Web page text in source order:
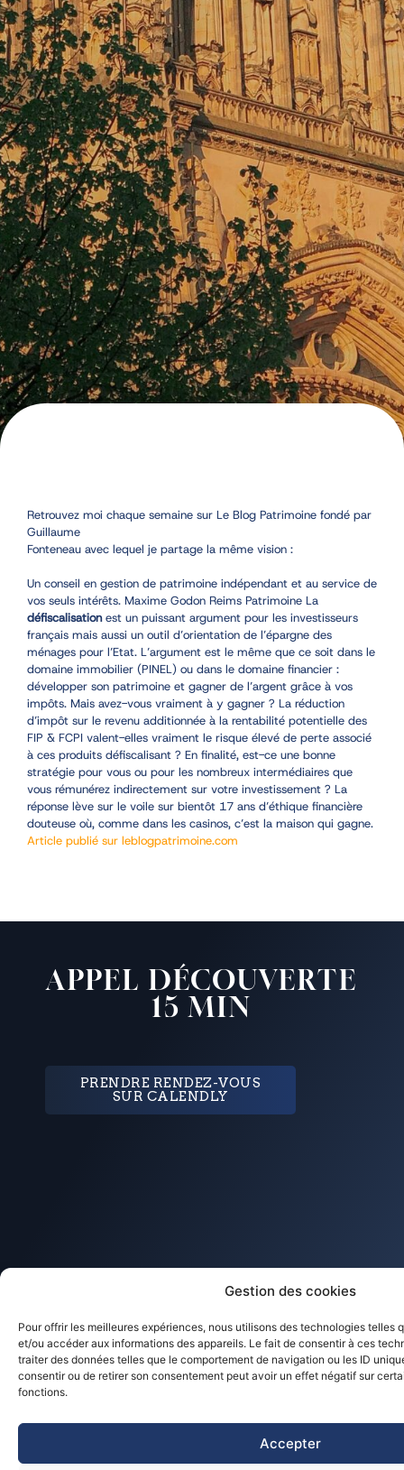
Gestion des cookies
Pour offrir les meilleures expériences, nous utilisons des technologies telles
et/ou accéder aux informations des appareils. Le fait de consentir à ces
traiter des données telles que le comportement de navigation ou les ID
consentir ou de retirer son consentement peut avoir un effet négatif sur
fonctions.
Accepter
Retrouvez moi chaque semaine sur Le Blog Patrimoine fondé par
Guillaume
Fonteneau avec lequel je partage la même vision :
Un conseil en gestion de patrimoine indépendant et au service de
vos seuls intérêts. Maxime Godon Reims Patrimoine La
défiscalisationest un puissant argument pour les investisseurs
français mais aussi un outil d’orientation de l’épargne des
ménages pour l’Etat. L’argument est le même que ce soit dans le
domaine immobilier (PINEL) ou dans le domaine financier :
développer son patrimoine et gagner de l’argent grâce à vos
impôts. Mais avez-vous vraiment à y gagner ? La réduction
d’impôt sur le revenu additionnée à la rentabilité potentielle des
FIP & FCPI valent-elles vraiment le risque élevé de perte associé
à ces produits défiscalisant ? En finalité, est-ce une bonne
stratégie pour vous ou pour les nombreux intermédiaires que
vous rémunérez indirectement sur votre investissement ? La
réponse lève sur le voile sur bientôt 17 ans d’éthique financière
douteuse où, comme dans les casinos, c’est la maison qui gagne.
Article publié sur leblogpatrimoine.com
APPEL DÉCOUVERTE
15 MIN
PRENDRE RENDEZ-VOUS
SUR CALENDLY
CONTACTEZ-
NAVIGATION
ACCUEIL
VIVRE
LIENS
IMPORTANTS